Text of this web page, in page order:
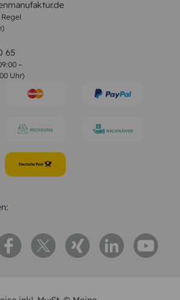
65
–
Uhr)
Kommunion